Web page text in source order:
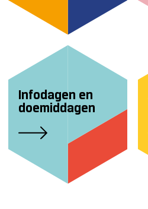
Infodagen en
doemiddagen